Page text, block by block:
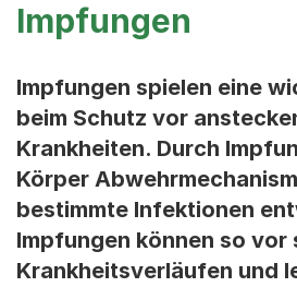
Impfungen
Impfungen spielen eine
beim Schutz vor
Krankheiten. Durch
Körper
bestimmte Infektionen
Impfungen können so vor
Krankheitsverläufen und